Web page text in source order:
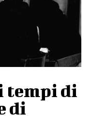
tempi di
di